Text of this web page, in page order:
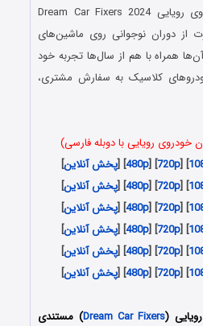
در مستند تعمیرکاران خودروی رویایی Dream Car Fixers 2024
از دوران نوجوانی روی ماشین‌های
همراه با هم از سال‌ها تجربه خود
کلاسیک به سفارش مشتری،
خودروی رویایی با دوبله فارسی)
] [
720p
] [
480p
] [پخش آنلاین]
] [
720p
] [
480p
] [پخش آنلاین]
] [
720p
] [
480p
] [پخش آنلاین]
] [
720p
] [
480p
] [پخش آنلاین]
] [
720p
] [
480p
] [پخش آنلاین]
] [
720p
] [
480p
] [پخش آنلاین]
(
Dream Car Fixers) مستندی